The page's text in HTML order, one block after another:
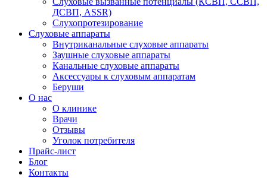
ДСВП, ASSR)
Слухопротезирование
Слуховые аппараты
Внутриканальные слуховые аппараты
Заушные слуховые аппараты
Канальные слуховые аппараты
Аксессуары к слуховым аппаратам
Беруши
О нас
О клинике
Врачи
Отзывы
Уголок потребителя
Прайс-лист
Блог
Контакты